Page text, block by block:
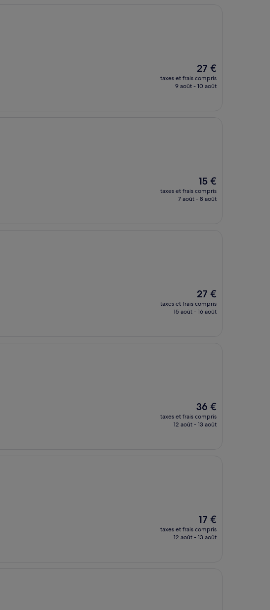
Le
nouveau
prix
27 €
taxes et frais compris
9 août - 10 août
Le
nouveau
prix
15 €
taxes et frais compris
7 août - 8 août
Le
nouveau
prix
27 €
taxes et frais compris
15 août - 16 août
Le
nouveau
prix
36 €
taxes et frais compris
12 août - 13 août
Le
nouveau
prix
17 €
taxes et frais compris
12 août - 13 août